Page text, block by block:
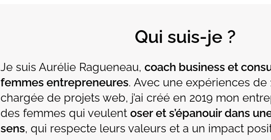
Qui suis-je ?
Je suis Aurélie Ragueneau, coach business et
femmes entrepreneures. Avec une expériences de
chargée de projets web, j’ai créé en 2019 mon
des femmes qui veulent oser et s’épanouir dans
sens, qui respecte leurs valeurs et a un impact